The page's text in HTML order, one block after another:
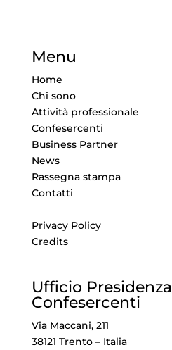
Menu
Home
Chi sono
Attività professionale
Confesercenti
Business Partner
News
Rassegna stampa
Contatti
Privacy Policy
Credits
Ufficio Presidenza
Confesercenti
Via Maccani, 211
38121 Trento – Italia